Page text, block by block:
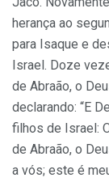
herança ao
para Isaque e
Israel. Doze
de Abraão, o
declarando: “E
filhos de Israel:
de Abraão, o
a vós; este é